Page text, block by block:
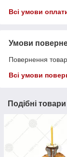
Всі умови
Умови
Повернення
Всі умови
Подібні